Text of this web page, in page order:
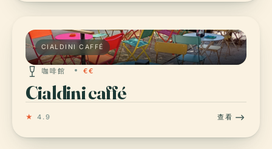
CIALDINI CAFFÉ
咖啡館 €€
Cialdini caffé
★ 4.9 查看